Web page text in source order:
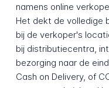
namens online
Het dekt de volledige
bij de verkoper's
bij distributiecentra,
bezorging naar de
Cash on Delivery, of